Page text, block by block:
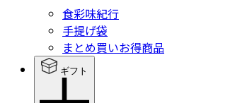
食彩味紀行
手提げ袋
まとめ買いお得商品
ギフト